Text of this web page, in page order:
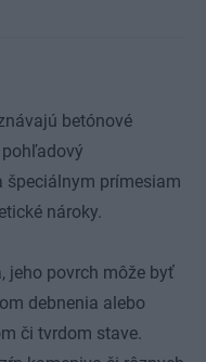
betónové
špeciálnym prímesiam
nároky.
jeho povrch môže byť
debnenia alebo
či tvrdom stave.